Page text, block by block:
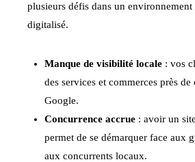
plusieurs défis dans un
digitalisé.
Manque de visibilité locale : vos
des services et commerces près de
Google.
Concurrence accrue : avoir un
permet de se démarquer face aux
aux concurrents locaux.